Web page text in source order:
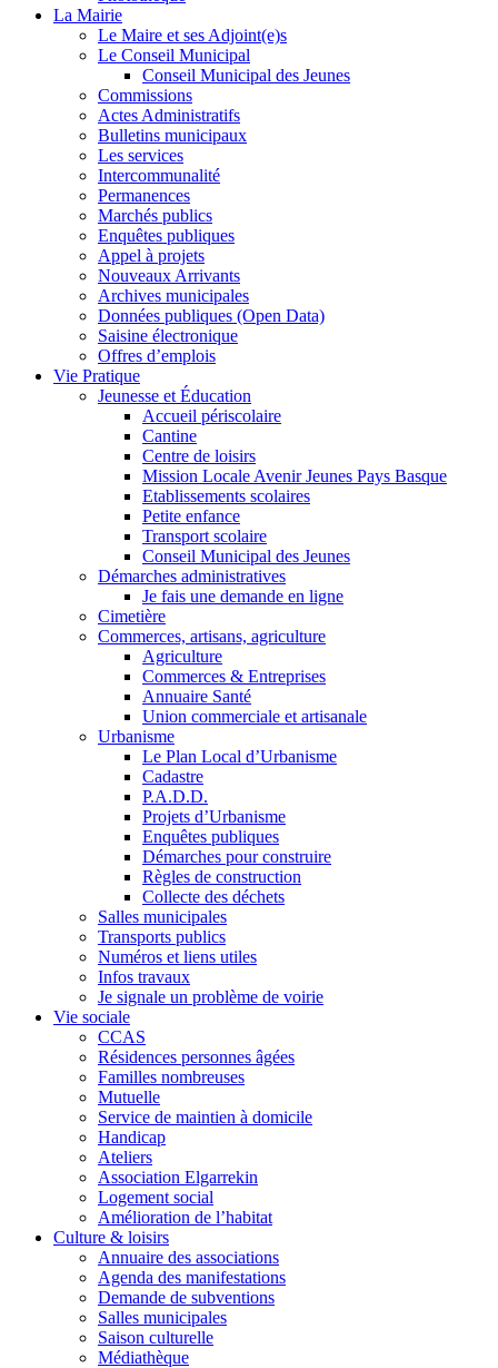
La Mairie
Le Maire et ses Adjoint(e)s
Le Conseil Municipal
Conseil Municipal des Jeunes
Commissions
Actes Administratifs
Bulletins municipaux
Les services
Intercommunalité
Permanences
Marchés publics
Enquêtes publiques
Appel à projets
Nouveaux Arrivants
Archives municipales
Données publiques (Open Data)
Saisine électronique
Offres d’emplois
Vie Pratique
Jeunesse et Éducation
Accueil périscolaire
Cantine
Centre de loisirs
Mission Locale Avenir Jeunes Pays Basque
Etablissements scolaires
Petite enfance
Transport scolaire
Conseil Municipal des Jeunes
Démarches administratives
Je fais une demande en ligne
Cimetière
Commerces, artisans, agriculture
Agriculture
Commerces & Entreprises
Annuaire Santé
Union commerciale et artisanale
Urbanisme
Le Plan Local d’Urbanisme
Cadastre
P.A.D.D.
Projets d’Urbanisme
Enquêtes publiques
Démarches pour construire
Règles de construction
Collecte des déchets
Salles municipales
Transports publics
Numéros et liens utiles
Infos travaux
Je signale un problème de voirie
Vie sociale
CCAS
Résidences personnes âgées
Familles nombreuses
Mutuelle
Service de maintien à domicile
Handicap
Ateliers
Association Elgarrekin
Logement social
Amélioration de l’habitat
Culture & loisirs
Annuaire des associations
Agenda des manifestations
Demande de subventions
Salles municipales
Saison culturelle
Médiathèque